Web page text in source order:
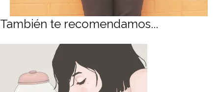
También te recomendamos...